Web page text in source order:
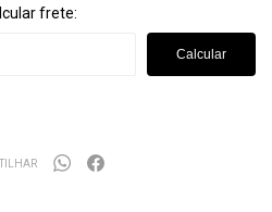
frete:
Calcular